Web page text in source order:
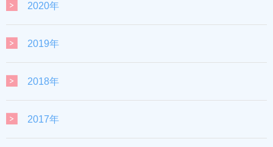
2020年
2019年
2018年
2017年